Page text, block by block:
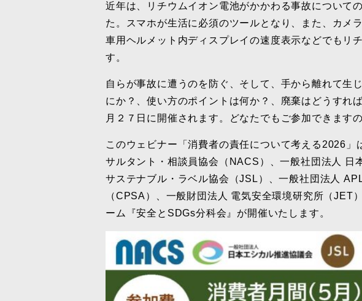
近年は、リチウムイオン電池がかかわる事故について
た。スマホが生活に必須のツールとなり、また、カメ
車用ヘルメット内ディスプレイの速度表示などでもリ
す。
自らが事故に遭うのを防ぐ、そして、手から離れて生
にか？、使い方のポイントは何か？、廃棄はどうすれ
月２７日に開催されます。どなたでもご参加できます
このウェビナー「消費者の責任について考える2026
サルタント・相談員協会（NACS）
、一般社団法人
サステナブル・ラベル協会（JSL）、一般社団法人
（CPSA）、一般財団法人 電気安全環境研究所（JET
ーム『安全とSDGs分科会』が開催いたします。